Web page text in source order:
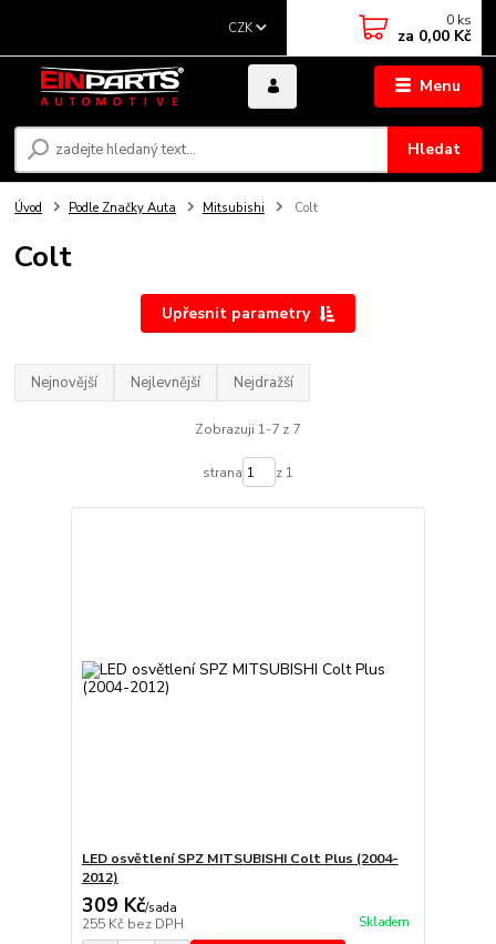
Menu
CZK
Hledat
0 ks
za 0,00 Kč
Úvod Podle Značky Auta Mitsubishi Colt
Colt
Upřesnit parametry
Nejnovější Nejlevnější Nejdražší
Zobrazuji 1-7 z 7
strana z 1
LED osvětlení SPZ MITSUBISHI Colt Plus (2004-
2012)
309 Kč/sada
255 Kč bez DPH Skladem